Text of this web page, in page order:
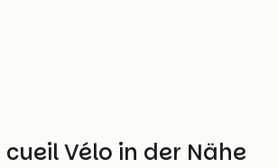
Vélo in der Nähe